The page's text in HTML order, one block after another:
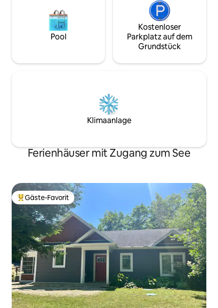
Pool
Kostenloser
Parkplatz auf dem
Grundstück
Klimaanlage
Ferienhäuser mit Zugang zum See
Beliebter Gäste-Favorit.
Gäste-Favorit